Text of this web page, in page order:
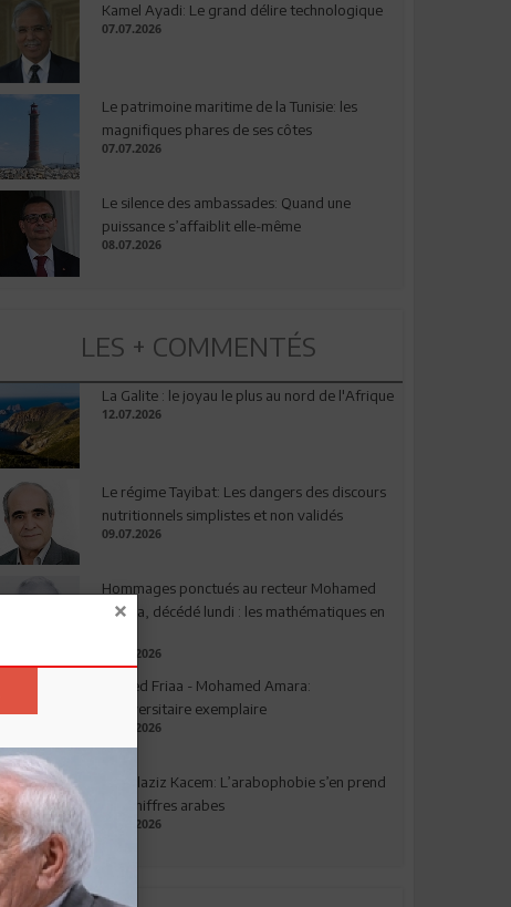
Kamel Ayadi: Le grand délire technologique
07.07.2026
Le patrimoine maritime de la Tunisie: les
magnifiques phares de ses côtes
07.07.2026
Le silence des ambassades: Quand une
puissance s’affaiblit elle-même
08.07.2026
LES + COMMENTÉS
La Galite : le joyau le plus au nord de l'Afrique
12.07.2026
Le régime Tayibat: Les dangers des discours
nutritionnels simplistes et non validés
09.07.2026
Hommages ponctués au recteur Mohamed
Amara, décédé lundi : les mathématiques en
03.08.2026
Ahmed Friaa - Mohamed Amara:
l’Universitaire exemplaire
04.08.2026
Abdelaziz Kacem: L’arabophobie s’en prend
aux chiffres arabes
09.07.2026